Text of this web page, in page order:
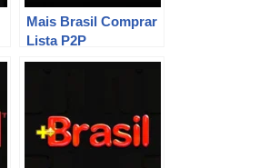
Mais Brasil Comprar
Lista P2P